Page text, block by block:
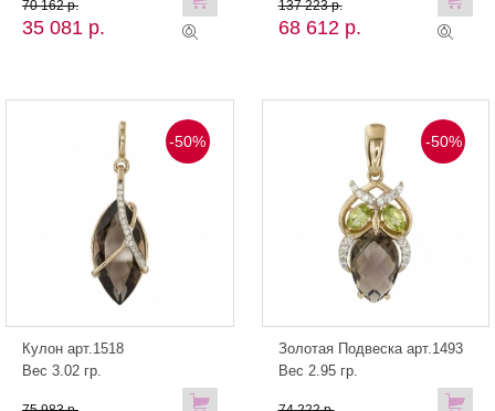
35 081 р.
70 162 р.
68 612 р.
137 223 р.
-50%
Кулон арт.1518
Вес 3.02 гр.
-50%
Золотая Подвеска арт.1493
Вес 2.95 гр.